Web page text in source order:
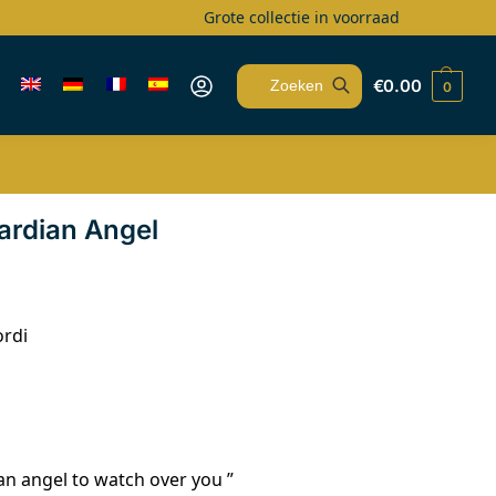
Grote collectie in voorraad
€0.00 0
Angel
angel to watch over you ”